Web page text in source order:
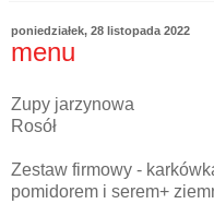
poniedziałek, 28 listopada 2022
menu
Zupy jarzynowa
Rosół
Zestaw firmowy -
pomidorem i serem+